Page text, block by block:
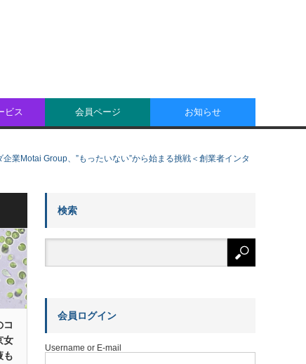
ビス 会員ページ お知らせ
業Motai Group、”もったいない”から始まる挑戦＜創業者インタ
コ
女
も
検索
会員ログイン
Username or E-mail